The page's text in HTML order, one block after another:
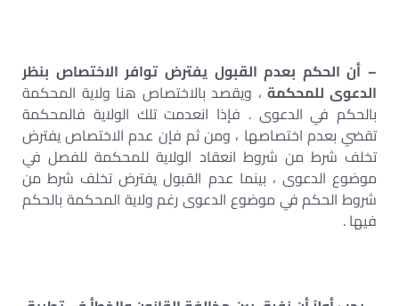
– أن الحكم بعدم القبول يفترض توافر الاختصاص بنظر
الدعوى للمحكمة، ويقصد بالاختصاص هنا ولاية المحكمة
بالحكم في الدعوى . فإذا انعدمت تلك الولاية فالمحكمة
تقضي بعدم اختصاصها ، ومن ثم فإن عدم الاختصاص يفترض
تخلف شرط من شروط انعقاد الولاية للمحكمة للفصل في
موضوع الدعوى ، بينما عدم القبول يفترض تخلف شرط من
شروط الحكم في موضوع الدعوى رغم ولاية المحكمة بالحكم
فيها .